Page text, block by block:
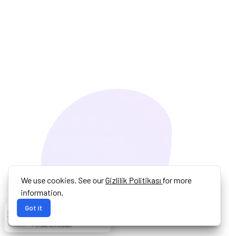
We use cookies. See ourGizlilik Politikası for more
information.
Got it